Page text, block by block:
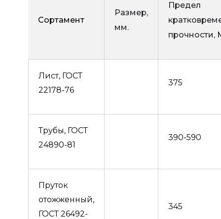
Сортамент
Размер,
мм.
Предел
прочности,
Лист, ГОСТ
22178-76
375
Трубы, ГОСТ
24890-81
390-590
Пруток
отожженный,
ГОСТ 26492-
345